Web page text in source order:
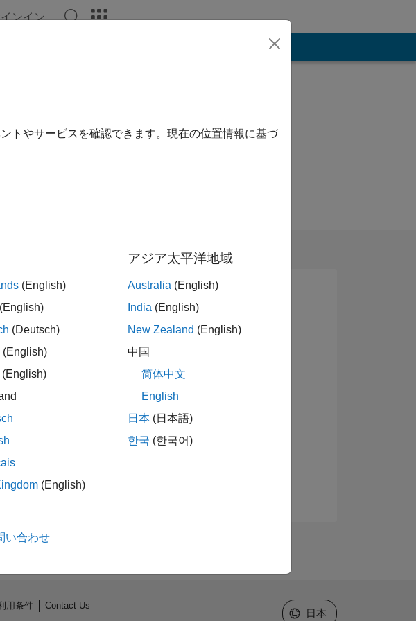
ンイン
in a skill
トやサービスを確認できます。現在の位置情報に基づ
(English)
(English)
(Deutsch)
(English)
(English)
(English)
アジア太平洋地域
Australia (English)
India (English)
New Zealand (English)
中国
简体中文
English
日本 (日本語)
한국 (한국어)
い合わせ
用条件
Contact Us
Web サイトの選択
日本